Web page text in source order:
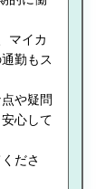
マイカ
勤もス
や疑問
心して
ださ